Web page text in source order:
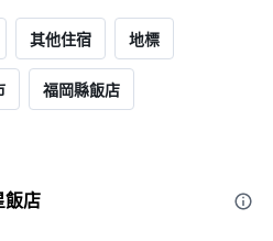
其他住宿 地標
福岡縣飯店
飯店